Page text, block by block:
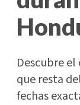
Descubre
que resta
fechas